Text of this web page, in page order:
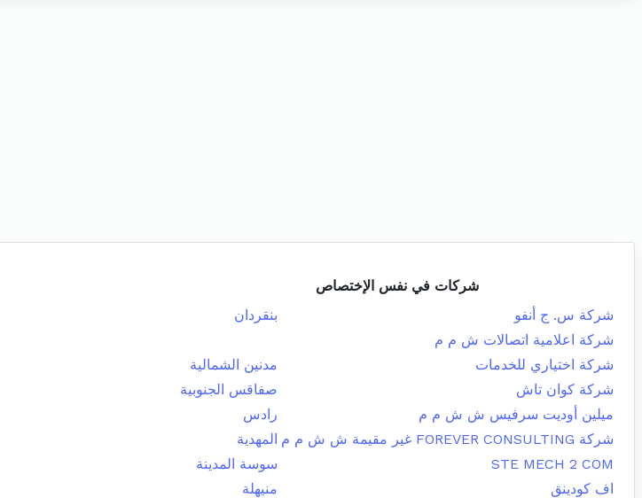
شركات في نفس الإختصاص
شركة س. ج أنفو
بنقردان
شركة اعلامية اتصالات ش م م
شركة اختياري للخدمات
مدنين الشمالية
شركة كوان تاش
صفاقس الجنوبية
ميلين أوديت سرفيس ش ش م م
رادس
شركة FOREVER CONSULTING غير مقيمة ش ش م م
المهدية
STE MECH 2 COM
سوسة المدينة
اف كودينق
منيهلة